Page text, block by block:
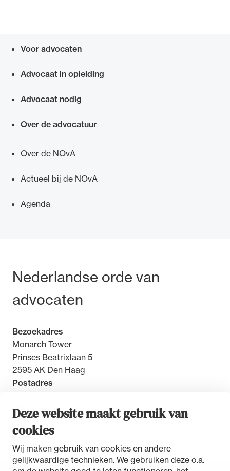
Deze website maakt gebruik van
cookies
Wij maken gebruik van cookies en andere
gelijkwaardige technieken. We gebruiken deze o.a.
Voor advocaten
Advocaat in opleiding
Advocaat nodig
Over de advocatuur
Over de NOvA
Actueel bij de NOvA
Agenda
Bezoek- en postadres
Nederlandse orde van
advocaten
Bezoekadres
Monarch Tower
Prinses Beatrixlaan 5
2595 AK Den Haag
Postadres
2500 GW Den Haag
Ondersteuning voor advocaten bij hun
het rechtsgebiedenregister en